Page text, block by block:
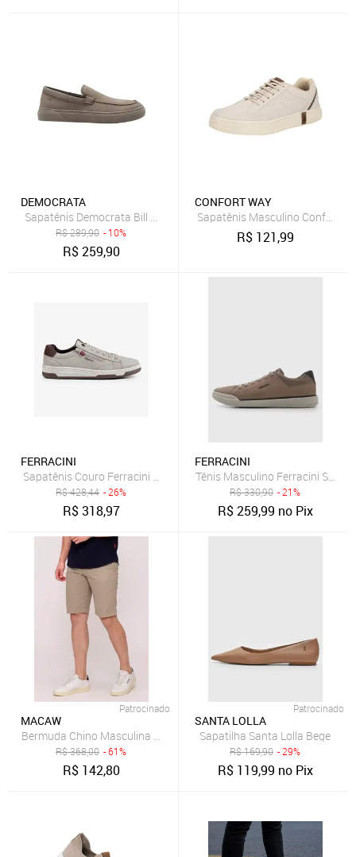
DEMOCRATA
Sapatênis Democrata Bill Masculino - Bege - Democrata
R$289,90 - 10%
R$259,90
CONFORT WAY
Sapatênis Masculino Confort
R$ 121,99
FERRACINI
Sapatênis Couro Ferracini Vox 8052 617C Bege Masculino
R$428,44 - 26%
R$318,97
FERRACINI
Tênis Masculino Ferracini Star
R$330,90 - 21%
R$259,99 no Pix
Patrocinado
MACAW
Bermuda Chino Masculina Sarja Regular Fit com Elastano Bege
R$368,00 - 61%
R$ 142,80
Patrocinado
SANTA LOLLA
Sapatilha Santa Lolla Bege
R$169,90 - 29%
R$ 119,99 no Pix